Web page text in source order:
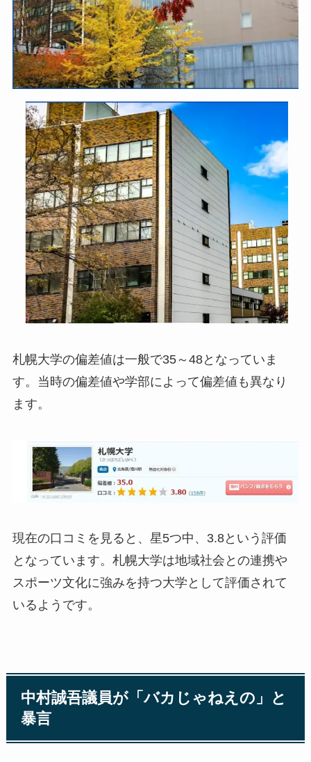
札幌大学の偏差値は一般で35～48となっていま
す。当時の偏差値や学部によって偏差値も異なり
ます。
現在の口コミを見ると、星5つ中、3.8という評価
となっています。札幌大学は地域社会との連携や
スポーツ文化に強みを持つ大学として評価されて
いるようです。
中村誠吾議員が「バカじゃねえの」と
暴言